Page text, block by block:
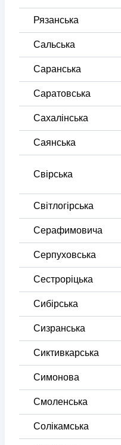
Рязанська
Сальська
Саранська
Саратовська
Сахалінська
Саянська
Свірська
Світлогірська
Серафимовича
Серпуховська
Сестроріцька
Сибірська
Сизранська
Сиктивкарська
Симонова
Смоленська
Солікамська